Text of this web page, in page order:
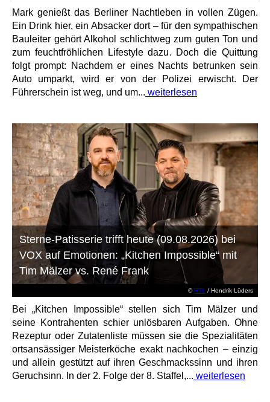
Mark genießt das Berliner Nachtleben in vollen Zügen.
Ein Drink hier, ein Absacker dort – für den sympathischen
Bauleiter gehört Alkohol schlichtweg zum guten Ton und
zum feuchtfröhlichen Lifestyle dazu. Doch die Quittung
folgt prompt: Nachdem er eines Nachts betrunken sein
Auto umparkt, wird er von der Polizei erwischt. Der
Führerschein ist weg, und um... weiterlesen
©RTL / Hendrik Lüders
Sterne-Patisserie trifft heute (09.08.2026) bei
VOX auf Emotionen: „Kitchen Impossible“ mit
Tim Mälzer vs. René Frank
Bei „Kitchen Impossible“ stellen sich Tim Mälzer und
seine Kontrahenten schier unlösbaren Aufgaben. Ohne
Rezeptur oder Zutatenliste müssen sie die Spezialitäten
ortsansässiger Meisterköche exakt nachkochen – einzig
und allein gestützt auf ihren Geschmackssinn und ihren
Geruchsinn. In der 2. Folge der 8. Staffel,... weiterlesen